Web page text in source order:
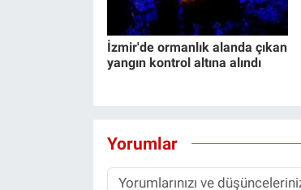
İzmir'de ormanlık alanda çıkan
yangın kontrol altına alındı
Yorumlar